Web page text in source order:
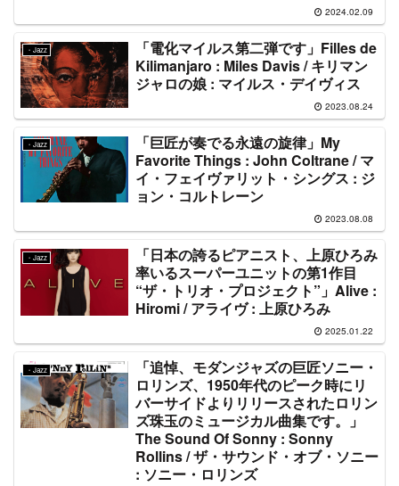
2024.02.09
・Jazz
「電化マイルス第二弾です」Filles de
Kilimanjaro : Miles Davis / キリマン
ジャロの娘 : マイルス・デイヴィス
2023.08.24
・Jazz
「巨匠が奏でる永遠の旋律」My
Favorite Things : John Coltrane / マ
イ・フェイヴァリット・シングス : ジ
ョン・コルトレーン
2023.08.08
・Jazz
「日本の誇るピアニスト、上原ひろみ
率いるスーパーユニットの第1作目
“ザ・トリオ・プロジェクト”」Alive :
Hiromi / アライヴ : 上原ひろみ
2025.01.22
・Jazz
「追悼、モダンジャズの巨匠ソニー・
ロリンズ、1950年代のピーク時にリ
バーサイドよりリリースされたロリン
ズ珠玉のミュージカル曲集です。」
The Sound Of Sonny : Sonny
Rollins / ザ・サウンド・オブ・ソニー
: ソニー・ロリンズ